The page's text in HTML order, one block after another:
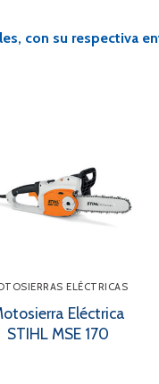
con su respectiva
ELÉCTRICAS
Eléctrica
STIHL MSE 170